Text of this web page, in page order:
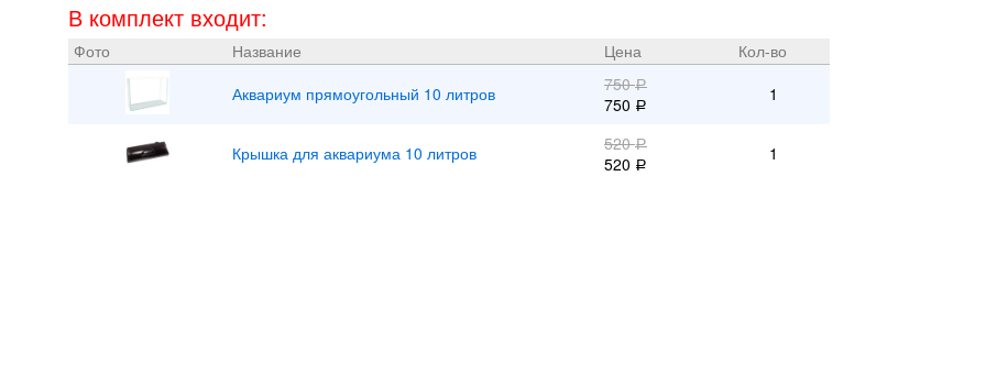
В комплект входит:
Фото Название Цена
Кол-во
Аквариум прямоугольный 10 литров
750Р
750 Р
1
Крышка для аквариума 10 литров 520Р
520 Р
1